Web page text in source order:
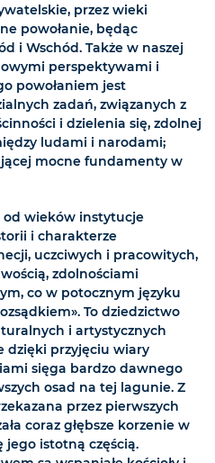
przez wieki
powołanie, będąc
i Wschód. Także w naszej
perspektywami i
powołaniem jest
zadań, związanych z
i dzielenia się, zdolnej
ludami i narodami;
mocne fundamenty w
od wieków instytucje
i charakterze
uczciwych i pracowitych,
zdolnościami
co w potocznym języku
To dziedzictwo
i artystycznych
dzięki przyjęciu wiary
sięga bardzo dawnego
osad na tej lagunie. Z
przez pierwszych
coraz głębsze korzenie w
jego istotną częścią.